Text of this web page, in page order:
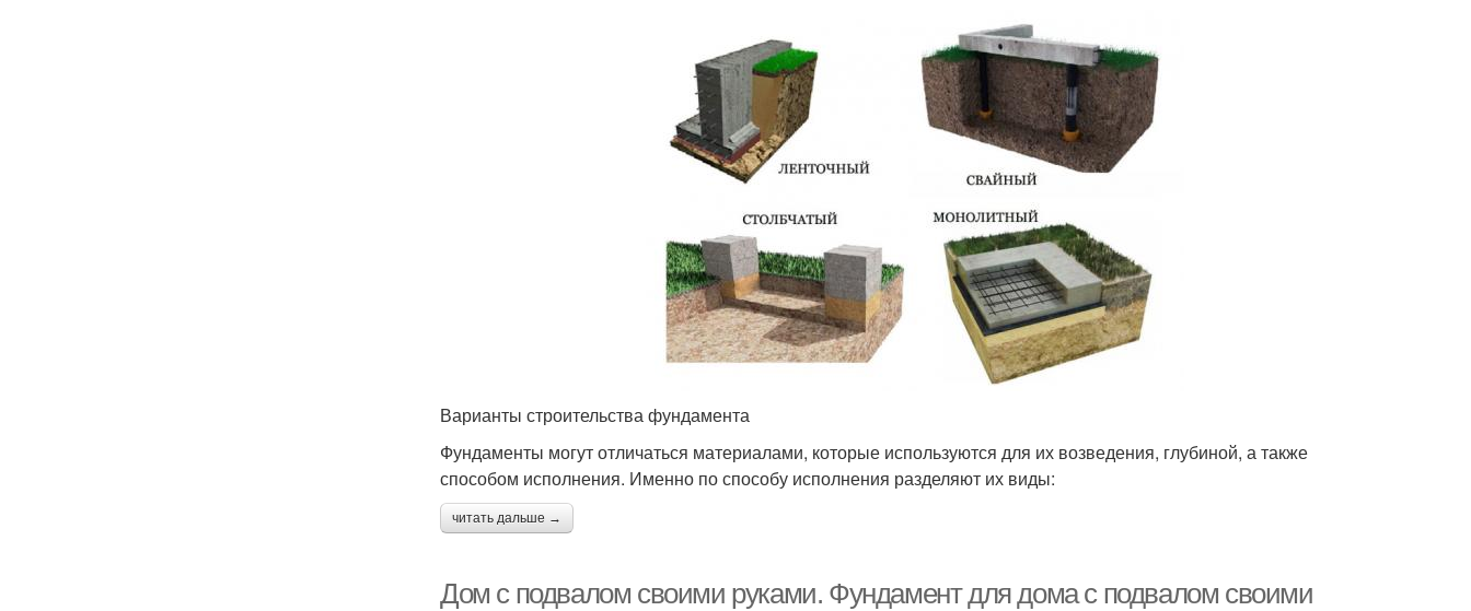
Варианты строительства фундамента
Фундаменты могут отличаться материалами, которые используются для их возведения, глубиной, а также
способом исполнения. Именно по способу исполнения разделяют их виды:
читать дальше →
Дом с подвалом своими руками. Фундамент для дома с подвалом своими